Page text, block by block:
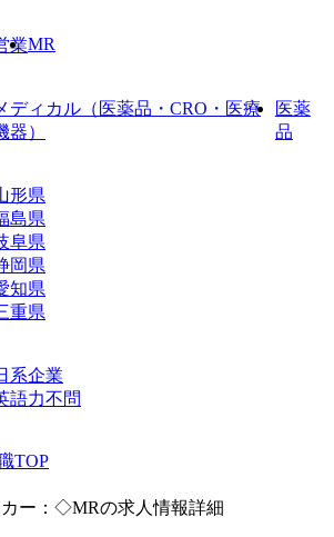
業MR
ディカル（医薬品・CRO・医療
器）
医薬
品
形県
島県
阜県
岡県
知県
重県
系企業
語力不問
TOP
ー：◇MRの求人情報詳細